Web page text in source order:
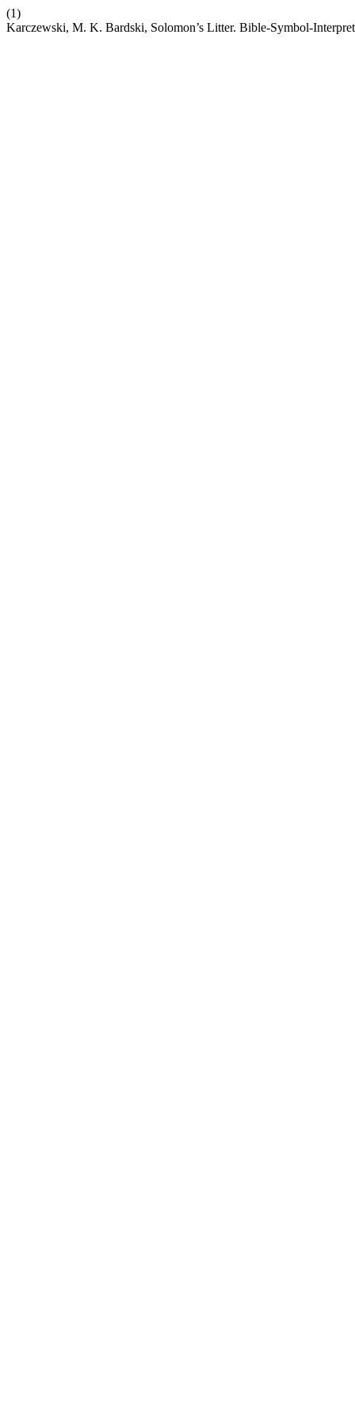
(1)
Karczewski, M. K. Bardski, Solomon’s Litter. Bible-Symbol-